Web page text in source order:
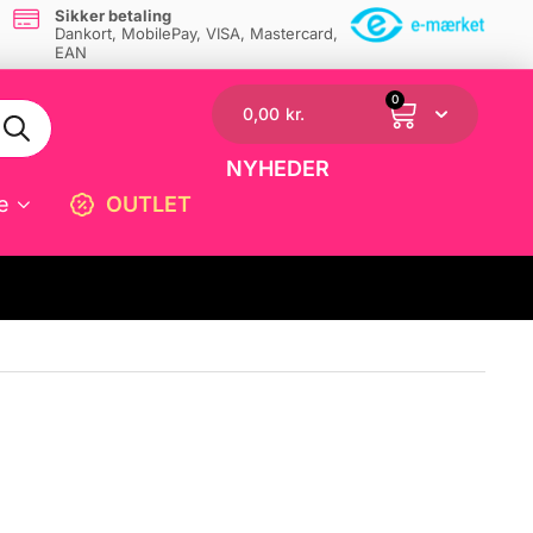
Sikker betaling
Dankort, MobilePay, VISA, Mastercard,
EAN
OUTLET
0,00 kr.
0
NYHEDER